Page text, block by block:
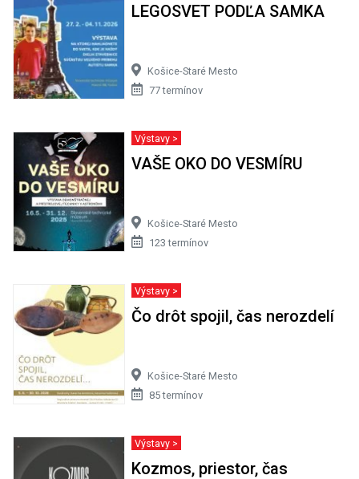
LEGOSVET PODĽA SAMKA
Košice-Staré Mesto
77 termínov
Výstavy >
VAŠE OKO DO VESMÍRU
Košice-Staré Mesto
123 termínov
Výstavy >
Čo drôt spojil, čas nerozdelí
Košice-Staré Mesto
85 termínov
Výstavy >
Kozmos, priestor, čas